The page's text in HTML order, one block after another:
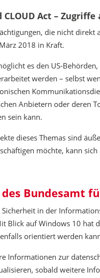
Act –
die nicht direkt
2018 in Kraft.
es den US-
werden – selbst
Anbietern oder deren
sein kann.
dieses Themas sind
möchte, kann
Bundesamt
in der
Blick auf Windows 10 hat
orientiert werden
Informationen zur
sobald weitere